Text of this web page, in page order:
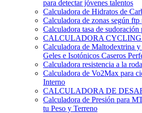
para detectar jóvenes talentos
Calculadora de Hidratos de
Calculadora de zonas según ftp
Calculadora tasa de sudoración
CALCULADORA CYCLING
Calculadora de Maltodextrina y
Geles e Isotónicos Caseros
Calculadora resistencia a la
Calculadora de Vo2Max para
Interno
CALCULADORA DE
Calculadora de Presión para
tu Peso y Terreno